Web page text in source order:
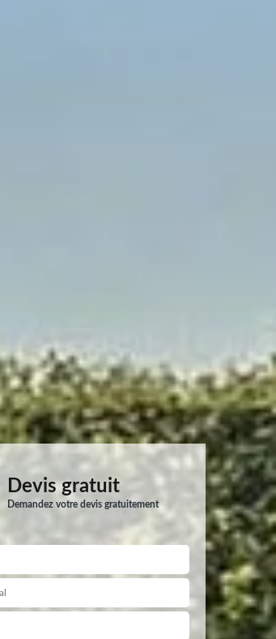
Devis gratuit
Demandez votre devis gratuitement